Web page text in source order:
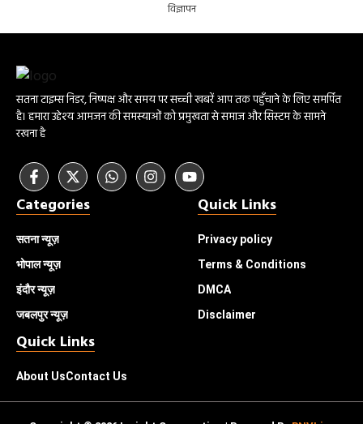
विज्ञापन
सतना टाइम्स निडर, निष्पक्ष और समय पर सच्ची खबरें आप तक पहुँचाने के लिए समर्पित
है। हमारा उद्देश्य आमजन की समस्याओं को प्रमुखता से समाज और सिस्टम के सामने
रखना है
Categories
सतना न्यूज़
भोपालन्यूज़
इंदौरन्यूज़
जबलपुर न्यूज़
Quick Links
Privacy policy
Terms & Conditions
DMCA
Disclaimer
Quick Links
About UsContact Us